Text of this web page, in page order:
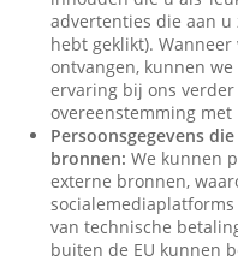
advertenties die aan
hebt geklikt).
ontvangen, kunnen
ervaring bij ons
overeenstemming
Persoonsgegevens
bronnen: We kunnen
externe bronnen,
socialemediaplatforms
van technische
buiten de EU kunnen